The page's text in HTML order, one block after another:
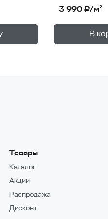
3 990 ₽/м²
В
В корзине
Товары
Каталог
Акции
Распродажа
Дисконт